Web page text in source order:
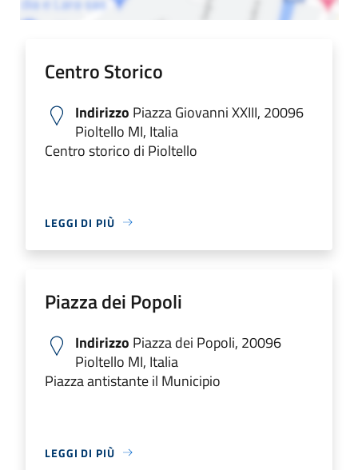
Centro Storico
Indirizzo Piazza Giovanni XXIII, 20096
Pioltello MI, Italia
Centro storico di Pioltello
LEGGI DI PIÙ
Piazza dei Popoli
Indirizzo Piazza dei Popoli, 20096
Pioltello MI, Italia
Piazza antistante il Municipio
LEGGI DI PIÙ